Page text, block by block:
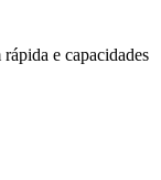
e capacidades